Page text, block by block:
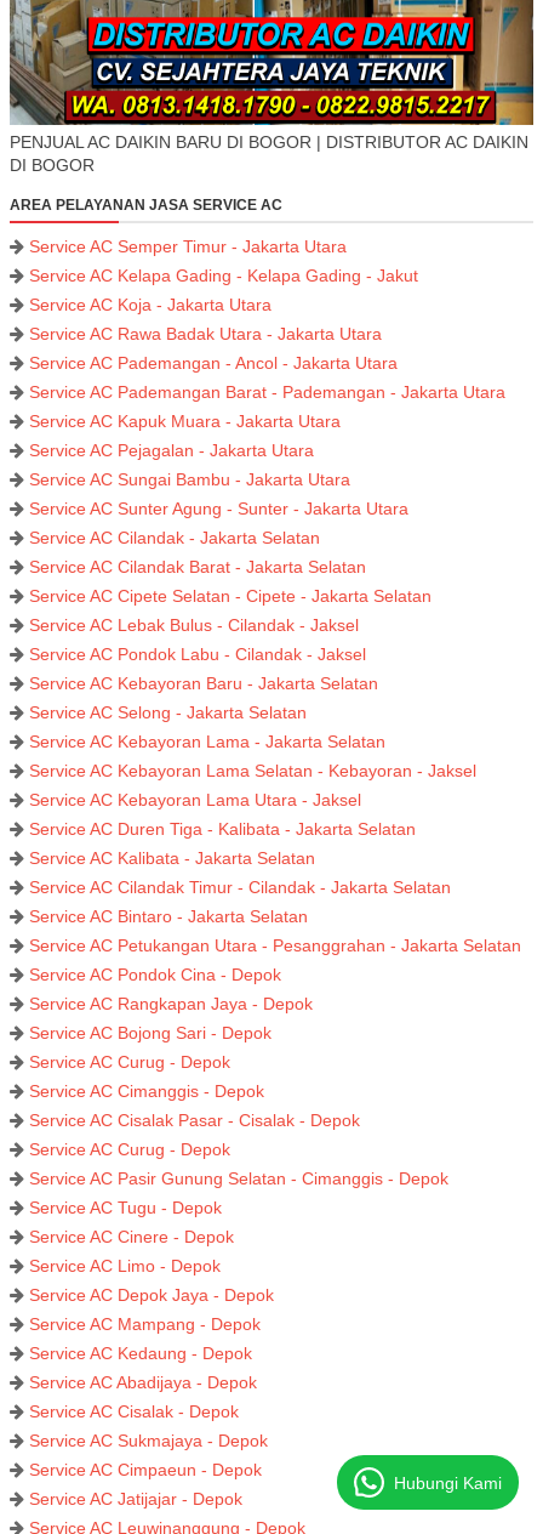
PENJUAL AC DAIKIN BARU DI BOGOR | DISTRIBUTOR AC DAIKIN
DI BOGOR
AREA PELAYANAN JASA SERVICE AC
Service AC Semper Timur - Jakarta Utara
Service AC Kelapa Gading - Kelapa Gading - Jakut
Service AC Koja - Jakarta Utara
Service AC Rawa Badak Utara - Jakarta Utara
Service AC Pademangan - Ancol - Jakarta Utara
Service AC Pademangan Barat - Pademangan - Jakarta Utara
Service AC Kapuk Muara - Jakarta Utara
Service AC Pejagalan - Jakarta Utara
Service AC Sungai Bambu - Jakarta Utara
Service AC Sunter Agung - Sunter - Jakarta Utara
Service AC Cilandak - Jakarta Selatan
Service AC Cilandak Barat - Jakarta Selatan
Service AC Cipete Selatan - Cipete - Jakarta Selatan
Service AC Lebak Bulus - Cilandak - Jaksel
Service AC Pondok Labu - Cilandak - Jaksel
Service AC Kebayoran Baru - Jakarta Selatan
Service AC Selong - Jakarta Selatan
Service AC Kebayoran Lama - Jakarta Selatan
Service AC Kebayoran Lama Selatan - Kebayoran - Jaksel
Service AC Kebayoran Lama Utara - Jaksel
Service AC Duren Tiga - Kalibata - Jakarta Selatan
Service AC Kalibata - Jakarta Selatan
Service AC Cilandak Timur - Cilandak - Jakarta Selatan
Service AC Bintaro - Jakarta Selatan
Service AC Petukangan Utara - Pesanggrahan - Jakarta Selatan
Service AC Pondok Cina - Depok
Service AC Rangkapan Jaya - Depok
Service AC Bojong Sari - Depok
Service AC Curug - Depok
Service AC Cimanggis - Depok
Service AC Cisalak Pasar - Cisalak - Depok
Service AC Curug - Depok
Service AC Pasir Gunung Selatan - Cimanggis - Depok
Service AC Tugu - Depok
Service AC Cinere - Depok
Service AC Limo - Depok
Service AC Depok Jaya - Depok
Service AC Mampang - Depok
Service AC Kedaung - Depok
Service AC Abadijaya - Depok
Service AC Cisalak - Depok
Service AC Sukmajaya - Depok
Service AC Cimpaeun - Depok
Service AC Jatijajar - Depok
Service AC Leuwinanggung - Depok
Hubungi Kami